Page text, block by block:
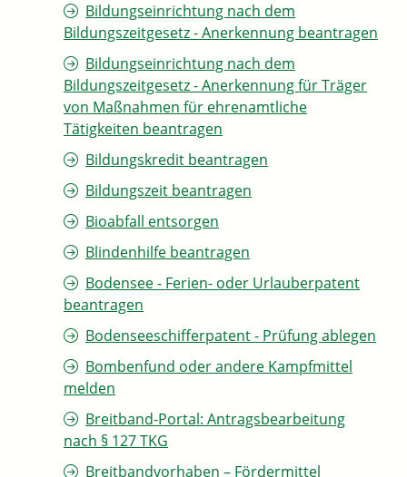
Bildungseinrichtung nach dem
Bildungszeitgesetz - Anerkennung beantragen
Bildungseinrichtung nach dem
Bildungszeitgesetz - Anerkennung für Träger
von Maßnahmen für ehrenamtliche
Tätigkeiten beantragen
Bildungskredit beantragen
Bildungszeit beantragen
Bioabfall entsorgen
Blindenhilfe beantragen
Bodensee - Ferien- oder Urlauberpatent
beantragen
Bodenseeschifferpatent - Prüfung ablegen
Bombenfund oder andere Kampfmittel
melden
Breitband-Portal: Antragsbearbeitung
nach § 127 TKG
Breitbandvorhaben – Fördermittel